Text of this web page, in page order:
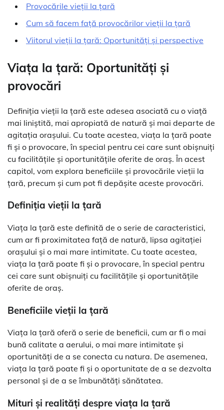
Provocările vieții la țară
Cum să facem față provocărilor vieții la țară
Viitorul vieții la țară: Oportunități și perspective
Viața la țară: Oportunități și
provocări
Definiția vieții la țară este adesea asociată cu o viață
mai liniștită, mai apropiată de natură și mai departe de
agitația orașului. Cu toate acestea, viața la țară poate
fi și o provocare, în special pentru cei care sunt obișnuiți
cu facilitățile și oportunitățile oferite de oraș. În acest
capitol, vom explora beneficiile și provocările vieții la
țară, precum și cum pot fi depășite aceste provocări.
Definiția vieții la țară
Viața la țară este definită de o serie de caracteristici,
cum ar fi proximitatea față de natură, lipsa agitației
orașului și o mai mare intimitate. Cu toate acestea,
viața la țară poate fi și o provocare, în special pentru
cei care sunt obișnuiți cu facilitățile și oportunitățile
oferite de oraș.
Beneficiile vieții la țară
Viața la țară oferă o serie de beneficii, cum ar fi o mai
bună calitate a aerului, o mai mare intimitate și
oportunități de a se conecta cu natura. De asemenea,
viața la țară poate fi și o oportunitate de a se dezvolta
personal și de a se îmbunătăți sănătatea.
Mituri și realități despre viața la țară